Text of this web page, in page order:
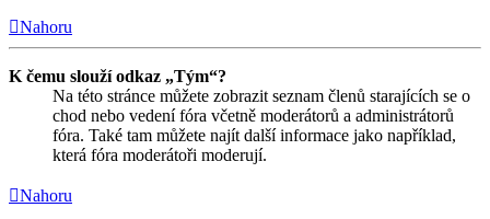
Nahoru
K čemu slouží odkaz „Tým“?
Na této stránce můžete zobrazit seznam členů starajících se o
chod nebo vedení fóra včetně moderátorů a administrátorů
fóra. Také tam můžete najít další informace jako například,
která fóra moderátoři moderují.
Nahoru